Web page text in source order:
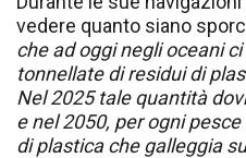
vedere quanto siano
che ad oggi negli oceani
tonnellate di residui di
Nel 2025 tale quantità
e nel 2050, per ogni
di plastica che galleggia